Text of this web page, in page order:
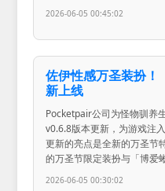
2026-06-05 00:45:02
佐伊性感万圣装扮！
新上线
Pocketpair公司为怪物驯养
v0.6.8版本更新，为游戏注
更新的亮点是全新的万圣节
的万圣节限定装扮与「博爱
2026-06-05 00:30:02